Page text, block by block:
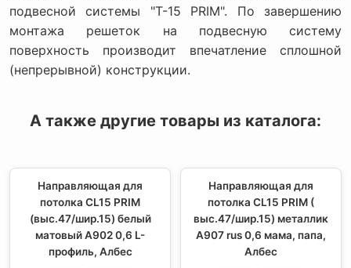
подвесной системы "Т-15 PRIM". По завершению
монтажа решеток на подвесную систему
поверхность производит впечатление сплошной
(непрерывной) конструкции.
А также другие товары из каталога:
Направляющая для
потолка CL15 PRIM
(выс.47/шир.15) белый
матовый А902 0,6 L-
профиль, Албес
Направляющая для
потолка CL15 PRIM (
выс.47/шир.15) металлик
А907 rus 0,6 мама, папа,
Албес